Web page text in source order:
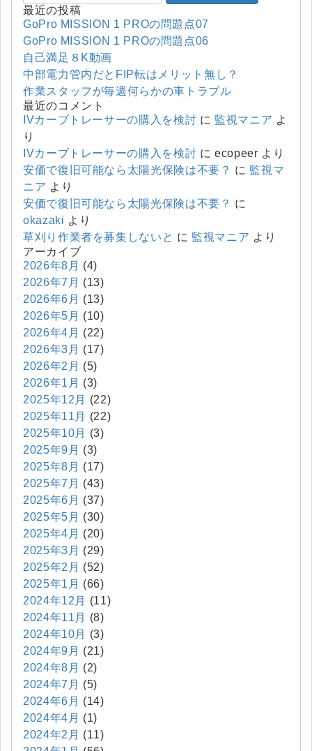
最近の投稿
GoPro MISSION 1 PROの問題点07
GoPro MISSION 1 PROの問題点06
自己満足８K動画
中部電力管内だとFIP転はメリット無し？
作業スタッフが毎週何らかの車トラブル
最近のコメント
IVカーブトレーサーの購入を検討 に 監視マニア よ
り
IVカーブトレーサーの購入を検討 にecopeer より
安価で復旧可能なら太陽光保険は不要？ に 監視マ
ニア より
安価で復旧可能なら太陽光保険は不要？ に
okazaki より
草刈り作業者を募集しないと に 監視マニア より
アーカイブ
2026年8月 (4)
2026年7月 (13)
2026年6月 (13)
2026年5月 (10)
2026年4月 (22)
2026年3月 (17)
2026年2月 (5)
2026年1月 (3)
2025年12月
(22)
2025年11月
(22)
2025年10月
(3)
2025年9月 (3)
2025年8月 (17)
2025年7月 (43)
2025年6月 (37)
2025年5月 (30)
2025年4月 (20)
2025年3月 (29)
2025年2月 (52)
2025年1月 (66)
2024年12月
(11)
2024年11月
(8)
2024年10月
(3)
2024年9月 (21)
2024年8月 (2)
2024年7月 (5)
2024年6月 (14)
2024年4月 (1)
2024年2月 (11)